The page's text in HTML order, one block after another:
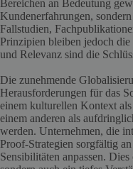
Bereichen an Bedeutung
Kundenerfahrungen,
Fallstudien,
Prinzipien bleiben jedoch
und Relevanz sind die
Die zunehmende
Herausforderungen für das
einem kulturellen Kontext
einem anderen als
werden. Unternehmen, die
Proof-Strategien sorgfältig
Sensibilitäten anpassen.